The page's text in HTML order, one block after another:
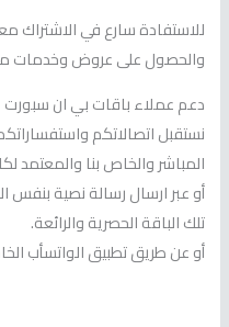
للاستفادة سارع في
والحصول على عروض وخدمات
دعم عملاء باقات بي ان سبورت
نستقبل اتصالاتكم
المباشر والخاص بنا والمعتمد لكافة
أو عبر ارسال رسالة نصية بنفس
تلك الباقة الحصرية والرائعة.
أو عن طريق تطبيق الواتسأب الخاص